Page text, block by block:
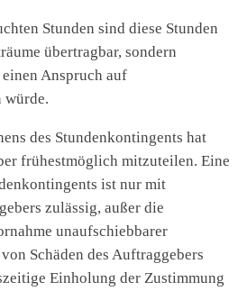
Stunden sind diese Stunden
übertragbar, sondern
Anspruch auf
würde.
des Stundenkontingents hat
frühestmöglich mitzuteilen. Eine
ist nur mit
zulässig, außer die
unaufschiebbarer
Schäden des Auftraggebers
Einholung der Zustimmung